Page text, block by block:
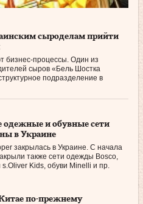
сыроделам прийти
бизнес-процессы. Один из
сыров «Бель Шостка
подразделение в
одежные и обувные сети
в Украине
закрылась в Украине. С начала
также сети одежды Bosco,
Kids, обуви Minelli и пр.
по‑прежнему